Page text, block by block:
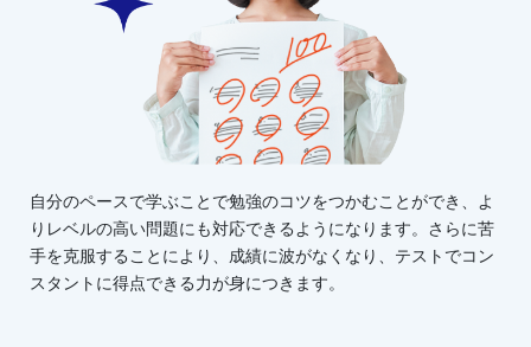
自分のペースで学ぶことで勉強のコツをつかむことができ、よ
りレベルの高い問題にも対応できるようになります。さらに苦
手を克服することにより、成績に波がなくなり、テストでコン
スタントに得点できる力が身につきます。